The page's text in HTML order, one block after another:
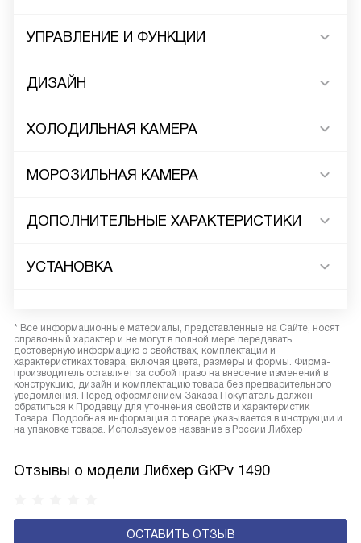
УПРАВЛЕНИЕ И ФУНКЦИИ
ДИЗАЙН
ХОЛОДИЛЬНАЯ КАМЕРА
МОРОЗИЛЬНАЯ КАМЕРА
ДОПОЛНИТЕЛЬНЫЕ ХАРАКТЕРИСТИКИ
УСТАНОВКА
* Все информационные материалы, представленные на Сайте, носят
справочный характер и не могут в полной мере передавать
достоверную информацию о свойствах, комплектации и
характеристиках товара, включая цвета, размеры и формы. Фирма-
производитель оставляет за собой право на внесение изменений в
конструкцию, дизайн и комплектацию товара без предварительного
уведомления. Перед оформлением Заказа Покупатель должен
обратиться к Продавцу для уточнения свойств и характеристик
Товара. Подробная информация о товаре указывается в инструкции и
на упаковке товара. Используемое название в России Либхер
Отзывы о модели Либхер GKPv 1490
ОСТАВИТЬ ОТЗЫВ